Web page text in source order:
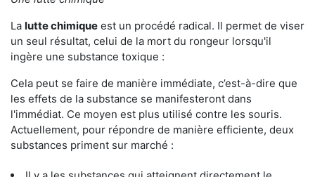
La lutte chimique est un procédé radical. Il permet de viser
un seul résultat, celui de la mort du rongeur lorsqu'il
ingère une substance toxique :
Cela peut se faire de manière immédiate, c’est-à-dire que
les effets de la substance se manifesteront dans
l'immédiat. Ce moyen est plus utilisé contre les souris.
Actuellement, pour répondre de manière efficiente, deux
substances priment sur marché :